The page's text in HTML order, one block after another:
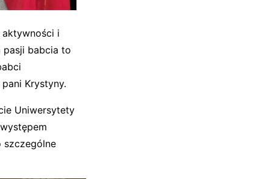
aktywności i
pasji babcia to
Krystyny.
Uniwersytety
szczególne